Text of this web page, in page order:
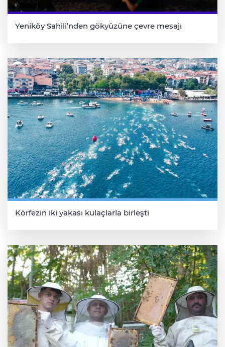
Yeniköy Sahili’nden gökyüzüne çevre mesajı
Körfezin iki yakası kulaçlarla birleşti